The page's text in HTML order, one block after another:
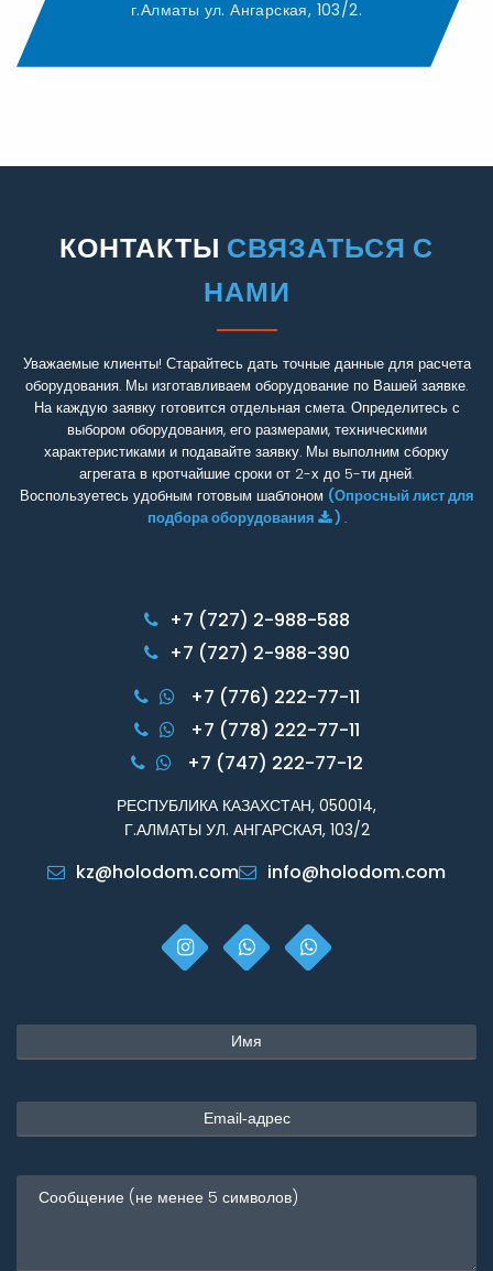
г.Алматы ул. Ангарская, 103/2.
КОНТАКТЫ СВЯЗАТЬСЯ С
НАМИ
Уважаемые клиенты! Старайтесь дать точные данные для расчета
оборудования. Мы изготавливаем оборудование по Вашей заявке.
На каждую заявку готовится отдельная смета. Определитесь с
выбором оборудования, его размерами, техническими
характеристиками и подавайте заявку. Мы выполним сборку
агрегата в кротчайшие сроки от 2-х до 5-ти дней.
Воспользуетесь удобным готовым шаблоном (Опросный лист для
подбора оборудования
) .
+7 (727) 2-988-588
+7 (727) 2-988-390
+7 (776) 222-77-11
+7 (778) 222-77-11
+7 (747) 222-77-12
РЕСПУБЛИКА КАЗАХСТАН, 050014,
Г.АЛМАТЫ УЛ. АНГАРСКАЯ, 103/2
kz@holodom.com info@holodom.com